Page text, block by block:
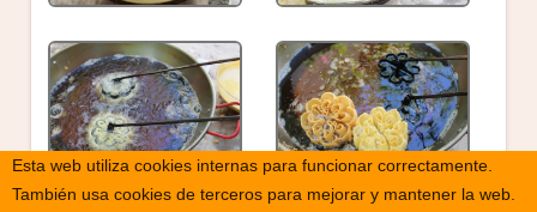
Esta web utiliza cookies internas para funcionar correctamente.
También usa cookies de terceros para mejorar y mantener la web.